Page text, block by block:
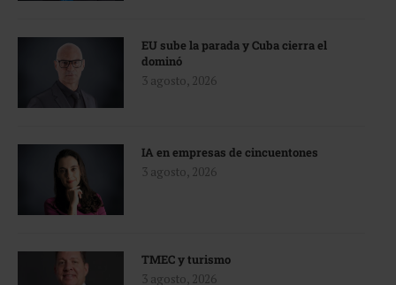
EU sube la parada y Cuba cierra el
dominó
3 agosto, 2026
IA en empresas de cincuentones
3 agosto, 2026
TMEC y turismo
3 agosto, 2026